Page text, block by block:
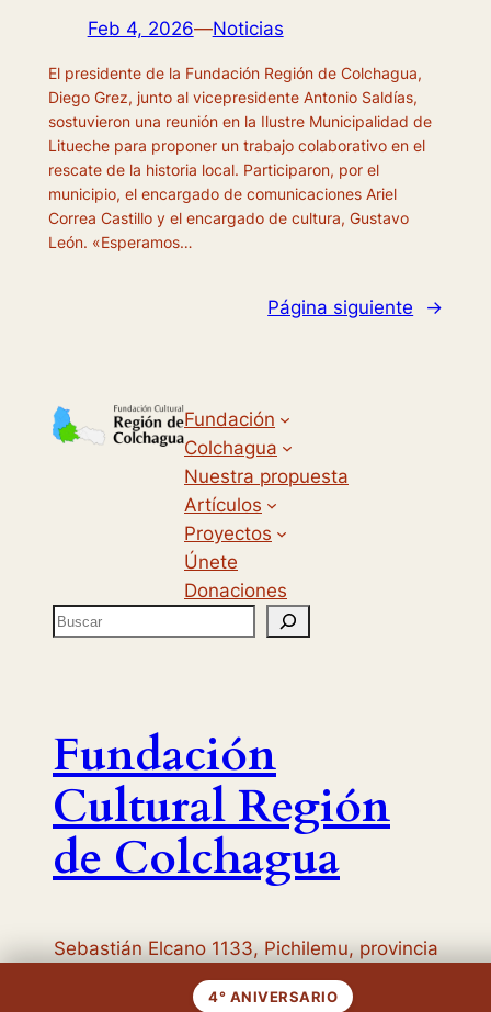
Feb 4, 2026—Noticias
El presidente de la Fundación Región de Colchagua,
Diego Grez, junto al vicepresidente Antonio Saldías,
sostuvieron una reunión en la Ilustre Municipalidad de
Litueche para proponer un trabajo colaborativo en el
rescate de la historia local. Participaron, por el
municipio, el encargado de comunicaciones Ariel
Correa Castillo y el encargado de cultura, Gustavo
León. «Esperamos…
Página siguiente →
Fundación
Colchagua
Nuestra propuesta
Artículos
Proyectos
Únete
Donaciones
B
a
r
Fundación
Cultural Región
de Colchagua
Sebastián Elcano 1133, Pichilemu, provincia
Cardenal Caro, región del Libertador
General Bernardo O’Higgins, Chile
4° ANIVERSARIO